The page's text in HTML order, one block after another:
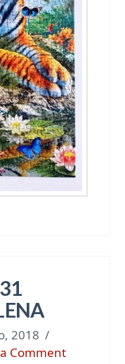
2018
Comment